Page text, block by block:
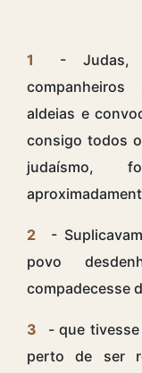
1
- Judas,
companheiros
aldeias e
consigo todos
judaísmo,
2
-
povo
compadecesse
3
- que
perto de ser